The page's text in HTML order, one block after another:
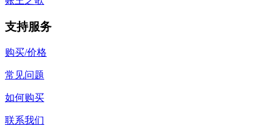
支持服务
购买/价格
常见问题
如何购买
联系我们